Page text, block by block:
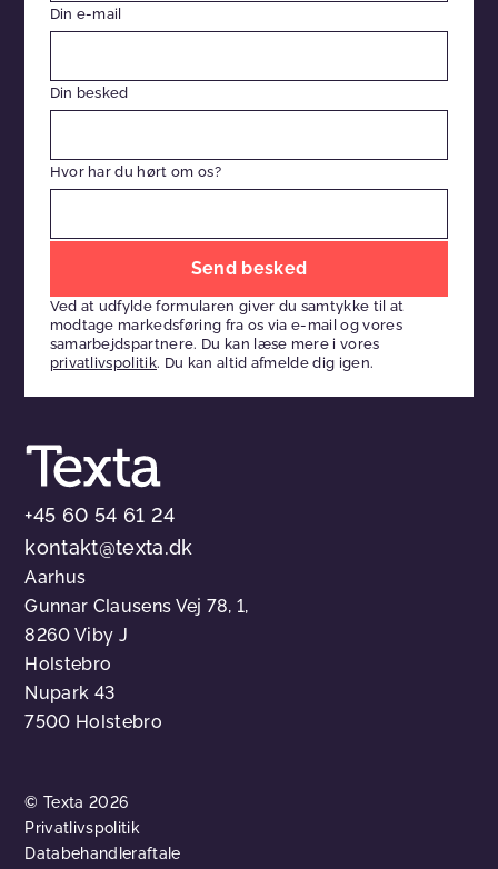
Din e-mail
Din besked
Hvor har du hørt om os?
dette
felt
tomt
Ved at udfylde formularen giver du samtykke til at
modtage markedsføring fra os via e-mail og vores
samarbejdspartnere. Du kan læse mere i vores
privatlivspolitik. Du kan altid afmelde dig igen.
+45 60 54 61 24
kontakt@texta.dk
Aarhus
Gunnar Clausens Vej 78, 1,
8260 Viby J
Holstebro
Nupark 43
7500 Holstebro
© Texta 2026
Privatlivspolitik
Databehandleraftale